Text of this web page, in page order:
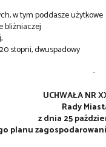
w tym poddasze użytkowe
bliźniaczej
stopni, dwuspadowy
-
UCHWAŁA NR
Rady
z dnia 25
planu